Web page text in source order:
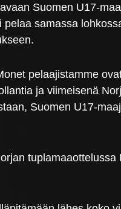
Suomen U17-
samassa
pelaajistamme
ja viimeisenä
Suomen U17-